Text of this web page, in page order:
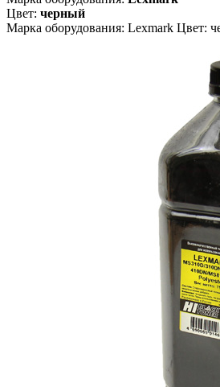
Цвет: черный
Марка оборудования: Lexmark Цвет: